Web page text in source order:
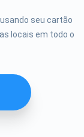
seu cartão
locais em todo o